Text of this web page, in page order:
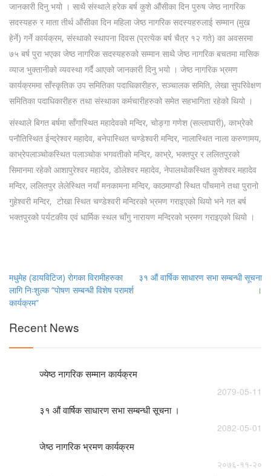
जानकारी दिनु भयो । साथै संस्थाले हरेक बर्ष कुशे ‍औंसीका दिन पुरुष जेष्ठ नागरिक
सदस्यहरु र माता तीर्थ औंसीका दिन महिला जेष्ठ नागरिक सदस्यहरुलाई सम्मान (मुख
हेर्ने) गर्ने कार्यक्रम, संस्थाको स्थापना दिवस (प्रत्येक बर्ष चैत्र १२ गते) का अवसरमा
७५ बर्ष पुरा भएका जेष्ठ नागरिक सदस्यहरुको सम्मान साथै जेष्ठ नागरिक बचतमा मासिक
व्याज भुक्तानीको व्यवस्था गर्दै आएको जानकारी दिनु भयो । जेष्ठ नागरिक भ्रमण
कार्यक्रममा साँस्कृतिक उप समितिका पदाधिकारीहरु, सञ्चालक समिति, लेखा सुपरिवेक्षण
समितिका पदाधिकारीहरु तथा संस्थाका कर्मचारीहरुको समेत सहभागिता रहेको थियो ।
संस्थाले बिगत बर्षमा साँगास्थित महादेवको मन्दिर, चोङ्गा गणेश (सल्लाघारी), काभ्रेको
पनौतिस्थित ईन्द्रेश्वर महादेव, बनेपास्थित चण्डेश्वरी मन्दिर, नालास्थित नाला करुणामय,
काभ्रेपलाञ्चोकस्थित पलाञ्चोक भगवतीको मन्दिर, काभ्रे, भक्तपुर र ललितपुरको
सिमानमा रहेको आशापुरेश्वर महादेव, डोलेश्वर महादेव, नेपालथोकस्थित कुशेश्वर महादेव
मन्दिर, ललितपुर लेलेस्थित नयाँ मनकामना मन्दिर, काठमाण्डौ स्थित पाँचमाने तथा पुरानो
गुहेश्वरी मन्दिर, टोखा स्थित चण्डेश्वरी मन्दिरको भ्रमण गराइएको थियो भने गत बर्ष
भक्तपुरको पर्यटकीय एवं धार्मिक स्थल चाँगु नारायण मन्दिरको भ्रमण गराइएको थियो ।
Post
navigation
मधुमेह (डायविटिज) राेगका विरामीहरुका
लागि निःशुल्क “पाेषण सम्बन्धी विशेष परामर्श
कार्यक्रम”
३१ औं वार्षिक साधारण सभा सम्बन्धी सूचना
।
Recent News
ज्येष्ठ नागरिक सम्मान कार्यक्रम
2079-05-11
३१ औं वार्षिक साधारण सभा सम्बन्धी सूचना ।
2082-05-01
जेष्ठ नागरिक भ्रमण कार्यक्रम
२०७६-११-२०